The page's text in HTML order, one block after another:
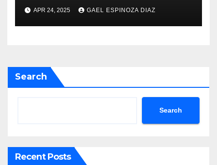
APR 24, 2025 GAEL ESPINOZA DIAZ
Search
Search
Recent Posts